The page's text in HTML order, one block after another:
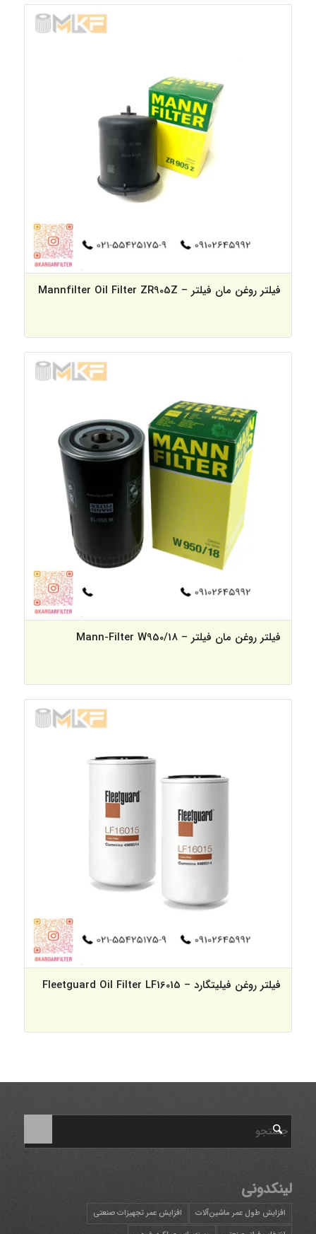
فیلتر روغن مان فیلتر – Mannfilter Oil Filter ZR905Z
فیلتر روغن مان فیلتر – Mann-Filter W950/18
فیلتر روغن فیلیتگارد – Fleetguard Oil Filter LF16015
لینکدونی
افزایش طول عمر ماشین‌آلات
افزایش عمر تجهیزات صنعتی